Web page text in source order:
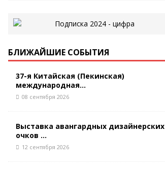
БЛИЖАЙШИЕ СОБЫТИЯ
37-я Китайская (Пекинская)
международная...
08 сентября 2026
Выставка авангардных дизайнерских
очков ...
12 сентября 2026